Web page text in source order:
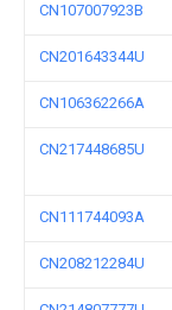
CN107007923B
CN201643344U
CN106362266A
CN217448685U
CN111744093A
CN208212284U